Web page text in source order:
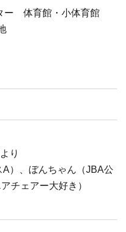
ー 体育館・小体育館
り
）、ぼんちゃん（JBA公
チェアー大好き）